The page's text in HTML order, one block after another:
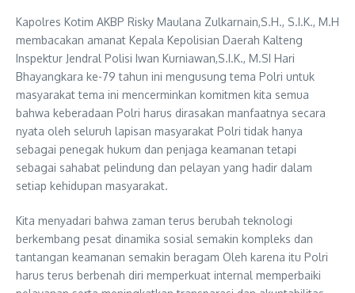
Kapolres Kotim AKBP Risky Maulana Zulkarnain,S.H., S.I.K., M.H
membacakan amanat Kepala Kepolisian Daerah Kalteng
Inspektur Jendral Polisi Iwan Kurniawan,S.I.K., M.SI Hari
Bhayangkara ke-79 tahun ini mengusung tema Polri untuk
masyarakat tema ini mencerminkan komitmen kita semua
bahwa keberadaan Polri harus dirasakan manfaatnya secara
nyata oleh seluruh lapisan masyarakat Polri tidak hanya
sebagai penegak hukum dan penjaga keamanan tetapi
sebagai sahabat pelindung dan pelayan yang hadir dalam
setiap kehidupan masyarakat.
Kita menyadari bahwa zaman terus berubah teknologi
berkembang pesat dinamika sosial semakin kompleks dan
tantangan keamanan semakin beragam Oleh karena itu Polri
harus terus berbenah diri memperkuat internal memperbaiki